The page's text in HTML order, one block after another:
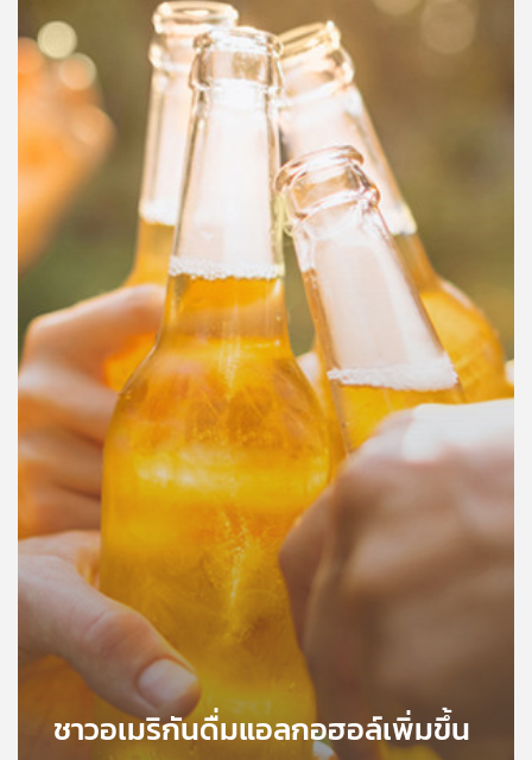
เพล
ย์
ลิ
สต์
ของ
คุณ
เพลง
บทความ
ข่าว
และ
กิจกรรม
เกี่ยว
กับ
เรา
เครือชาวอเมริกันดื่มแอลกอฮอล์เพิ่มขึ้น